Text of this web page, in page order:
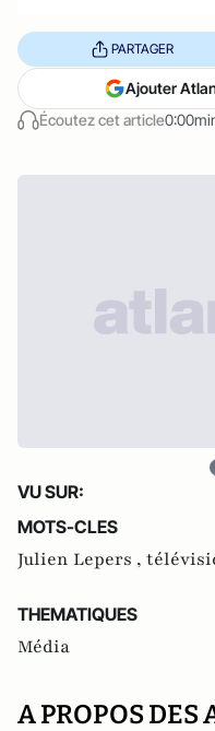
Écoutez cet article
PARTAGER
Ajouter
VU SUR:
MOTS-CLES
Julien Lepers ,
THEMATIQUES
Média
A PROPOS DES